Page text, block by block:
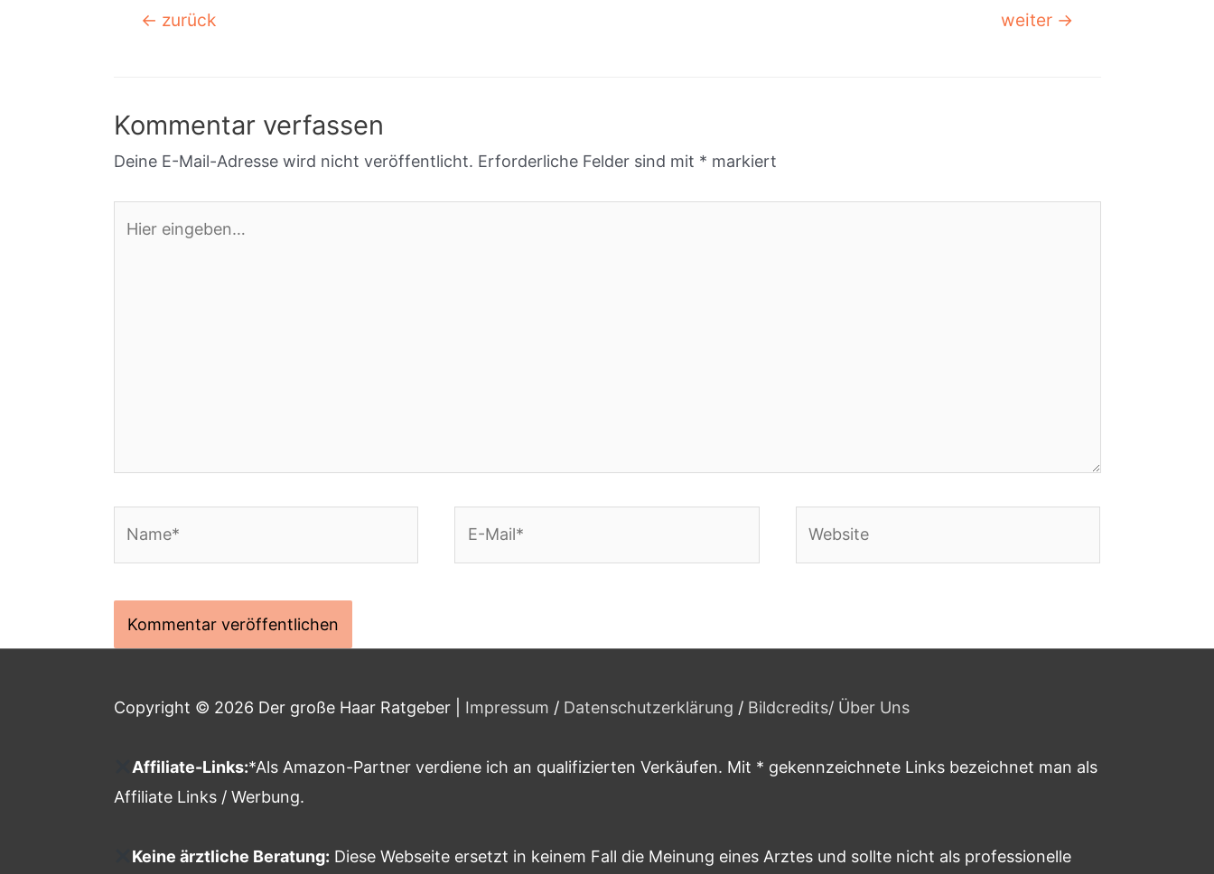
Beitragsnavigation
← zurück weiter →
Kommentar verfassen
Deine E-Mail-Adresse wird nicht veröffentlicht. Erforderliche Felder sind mit * markiert
Copyright © 2026 Der große Haar Ratgeber| Impressum / Datenschutzerklärung / Bildcredits/ Über Uns
Affiliate-Links:*Als Amazon-Partner verdiene ich an qualifizierten Verkäufen. Mit * gekennzeichnete Links bezeichnet man als
Affiliate Links / Werbung.
Keine ärztliche Beratung: Diese Webseite ersetzt in keinem Fall die Meinung eines Arztes und sollte nicht als professionelle